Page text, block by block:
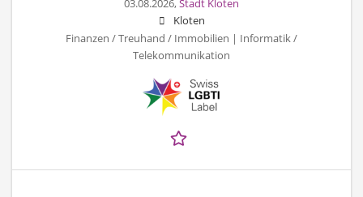
03.08.2026,Stadt Kloten
Kloten
Finanzen / Treuhand / Immobilien | Informatik /
Telekommunikation